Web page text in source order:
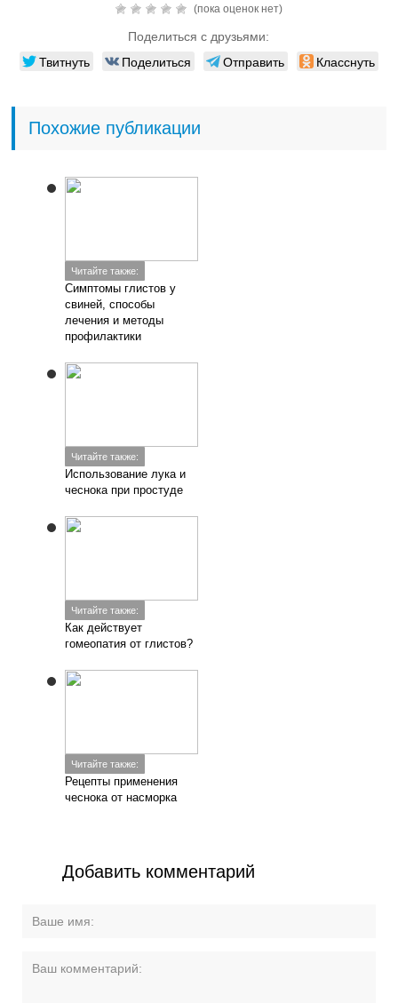
(пока оценок нет)
Поделиться с друзьями:
Твитнуть Поделиться Отправить Класснуть
Похожие публикации
Читайте также:
Симптомы глистов у
свиней, способы
лечения и методы
профилактики
Читайте также:
Использование лука и
чеснока при простуде
Читайте также:
Как действует
гомеопатия от глистов?
Читайте также:
Рецепты применения
чеснока от насморка
Добавить комментарий